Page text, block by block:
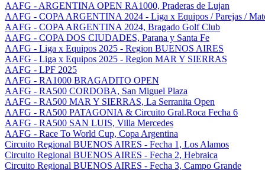
AAFG - ARGENTINA OPEN RA1000, Praderas de Lujan
AAFG - COPA ARGENTINA 2024 - Liga x Equipos / Parejas /
AAFG - COPA ARGENTINA 2024, Bragado Golf Club
AAFG - COPA DOS CIUDADES, Parana y Santa Fe
AAFG - Liga x Equipos 2025 - Region BUENOS AIRES
AAFG - Liga x Equipos 2025 - Region MAR Y SIERRAS
AAFG - LPF 2025
AAFG - RA1000 BRAGADITO OPEN
AAFG - RA500 CORDOBA, San Miguel Plaza
AAFG - RA500 MAR Y SIERRAS, La Serranita Open
AAFG - RA500 PATAGONIA & Circuito Gral.Roca Fecha 6
AAFG - RA500 SAN LUIS, Villa Mercedes
AAFG - Race To World Cup, Copa Argentina
Circuito Regional BUENOS AIRES - Fecha 1, Los Alamos
Circuito Regional BUENOS AIRES - Fecha 2, Hebraica
Circuito Regional BUENOS AIRES - Fecha 3, Campo Grande